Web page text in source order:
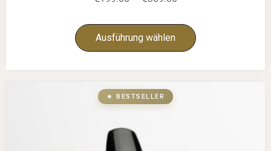
Ausführung wählen
★ BESTSELLER